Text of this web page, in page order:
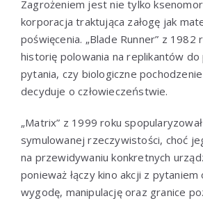
Zagrożeniem jest nie tylko
korporacja traktująca załogę jak
poświęcenia. „Blade Runner” z 1982
historię polowania na replikantów do
pytania, czy biologiczne
decyduje o człowieczeństwie.
„Matrix” z 1999 roku
symulowanej rzeczywistości, choć
na przewidywaniu konkretnych
ponieważ łączy kino akcji z pytaniem
wygodę, manipulację oraz granice